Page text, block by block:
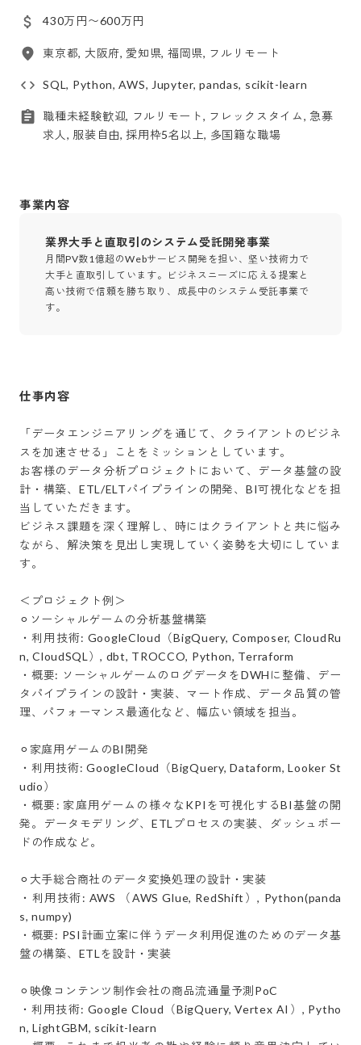
430万円〜600万円
東京都, 大阪府, 愛知県, 福岡県, フルリモート
SQL, Python, AWS, Jupyter, pandas, scikit-learn
職種未経験歓迎, フルリモート, フレックスタイム, 急募
求人, 服装自由, 採用枠5名以上, 多国籍な職場
事業内容
業界大手と直取引のシステム受託開発事業
月間PV数1億超のWebサービス開発を担い、坚い技術力で
大手と直取引しています。ビジネスニーズに応える提案と
高い技術で信頼を勝ち取り、成長中のシステム受託事業で
す。
仕事内容
「データエンジニアリングを通じて、クライアントのビジネ
スを加速させる」ことをミッションとしています。
お客様のデータ分析プロジェクトにおいて、データ基盤の設
計・構築、ETL/ELTパイプラインの開発、BI可視化などを担
当していただきます。
ビジネス課題を深く理解し、時にはクライアントと共に悩み
ながら、解決策を見出し実現していく姿勢を大切にしていま
す。
＜プロジェクト例＞
⚪︎ソーシャルゲームの分析基盤構築
・利用技術: GoogleCloud（BigQuery, Composer, CloudRu
n, CloudSQL）, dbt, TROCCO, Python, Terraform
・概要: ソーシャルゲームのログデータをDWHに整備、デー
タパイプラインの設計・実装、マート作成、データ品質の管
理、パフォーマンス最適化など、幅広い領域を担当。
⚪︎家庭用ゲームのBI開発
・利用技術: GoogleCloud（BigQuery, Dataform, Looker St
udio）
・概要: 家庭用ゲームの様々なKPIを可視化するBI基盤の開
発。データモデリング、ETLプロセスの実装、ダッシュボー
ドの作成など。
⚪︎大手総合商社のデータ変換処理の設計・実装
・利用技術: AWS （AWS Glue, RedShift）, Python(panda
s, numpy)
・概要: PSI計画立案に伴うデータ利用促進のためのデータ基
盤の構築、ETLを設計・実装
⚪︎映像コンテンツ制作会社の商品流通量予測PoC
・利用技術: Google Cloud（BigQuery, Vertex AI）, Pytho
n, LightGBM, scikit-learn